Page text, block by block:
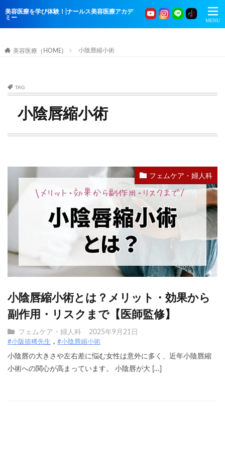
美容医療を学び体験！|ナールス美容医療アカデ
ミー
美容医療（HOME) 小陰唇縮小術
TAG
小陰唇縮小術
フェムケア・婦人科
小陰唇縮小術とは？メリット・効果から
副作用・リスクまで【医師監修】
フェムケア・婦人科 2025年9月21日
#小阪捺稀先生 #小陰唇縮小術
小陰唇の大きさや左右差に悩む女性は意外に多く、近年小陰唇縮
小術への関心が高まっています。 小陰唇が大 […]